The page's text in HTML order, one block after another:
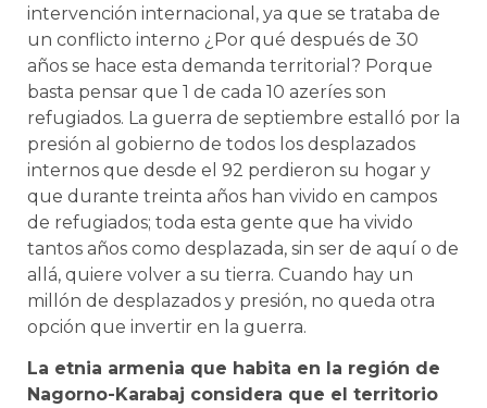
intervención internacional, ya que se trataba de
un conflicto interno ¿Por qué después de 30
años se hace esta demanda territorial? Porque
basta pensar que 1 de cada 10 azeríes son
refugiados. La guerra de septiembre estalló por la
presión al gobierno de todos los desplazados
internos que desde el 92 perdieron su hogar y
que durante treinta años han vivido en campos
de refugiados; toda esta gente que ha vivido
tantos años como desplazada, sin ser de aquí o de
allá, quiere volver a su tierra. Cuando hay un
millón de desplazados y presión, no queda otra
opción que invertir en la guerra.
La etnia armenia que habita en la región de
Nagorno-Karabaj considera que el territorio